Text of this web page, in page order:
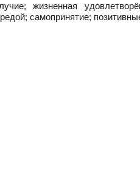
жизненная
самопринятие;